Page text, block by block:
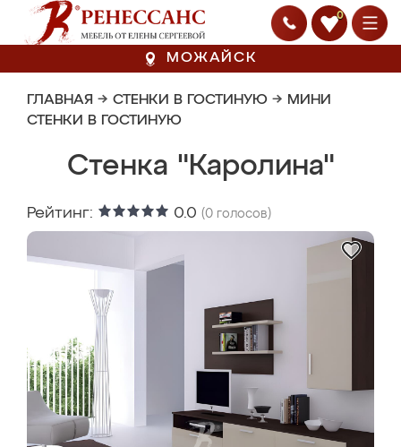
0
МОЖАЙСК
ГЛАВНАЯ → СТЕНКИ В ГОСТИНУЮ → МИНИ
СТЕНКИ В ГОСТИНУЮ
Стенка "Каролина"
Рейтинг: 0.0 (0 голосов)